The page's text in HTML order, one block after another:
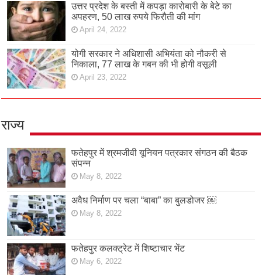
उत्तर प्रदेश के बस्ती में कपड़ा कारोबारी के बेटे का
अपहरण, 50 लाख रुपये फिरौती की मांग
April 24, 2022
योगी सरकार ने अधिशासी अभियंता को नौकरी से
निकाला, 77 लाख के गबन की भी होगी वसूली
April 23, 2022
राज्य
फतेहपुर में श्रमजीवी यूनियन पत्रकार संगठन की बैठक
संपन्न
May 8, 2022
अवैध निर्माण पर चला “बाबा” का बुलडोजर ￼
May 8, 2022
फतेहपुर कलक्ट्रेट में शिष्टाचार भेंट
May 6, 2022